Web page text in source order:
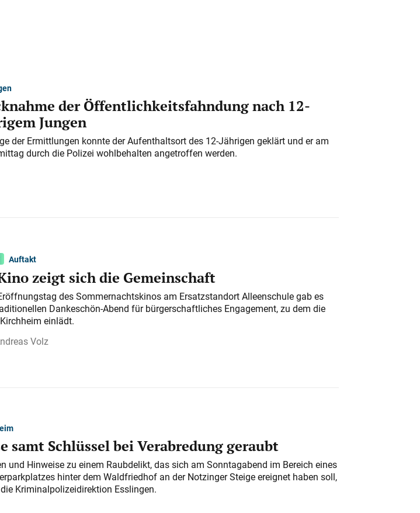
der Öffentlichkeitsfahndung nach 12-
Jungen
der Ermittlungen konnte der Aufenthaltsort des 12-Jährigen geklärt und er am
durch die Polizei wohlbehalten angetroffen werden.
Auftakt
zeigt sich die Gemeinschaft
des Sommernachtskinos am Ersatzstandort Alleenschule gab es
Dankeschön-Abend für bürgerschaftliches Engagement, zu dem die
einlädt.
Volz
samt Schlüssel bei Verabredung geraubt
und Hinweise zu einem Raubdelikt, das sich am Sonntagabend im Bereich eines
hinter dem Waldfriedhof an der Notzinger Steige ereignet haben soll,
Kriminalpolizeidirektion Esslingen.